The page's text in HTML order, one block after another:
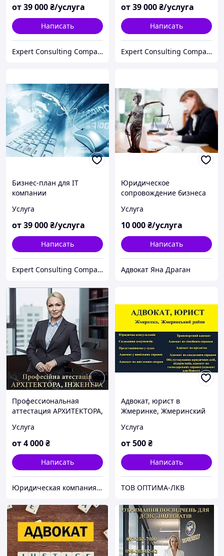
от39 000₴/услуга
Написать
Expert Consulting Company
от39 000₴/услуга
Написать
Expert Consulting Company
Бизнес-план для IT
компании
Услуга
от39 000₴/услуга
Написать
Expert Consulting Company
Юридическое
сопровождение бизнеса
Услуга
10 000₴/услуга
Написать
Адвокат Яна Драган
Профессиональная
аттестация АРХИТЕКТОРА,
надзора, эксперта,
сметчика.
Услуга
от4 000₴
Написать
Юридическая компания TopExpert "Всеукраинский экспертно-лицензионный центр" Адвокаты
Адвокат, юрист в
Жмеринке, Жмеринский
Услуга
от500₴
Написать
ТОВ ОПТИМА-ЛКВ